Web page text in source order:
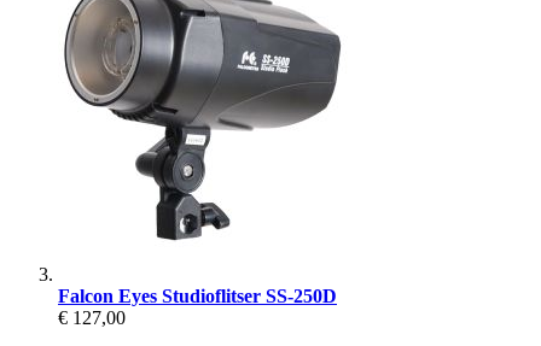
Falcon Eyes Studioflitser SS-250D
€ 127,00